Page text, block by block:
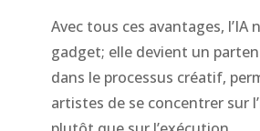
Avec tous ces avantages, l’IA
gadget; elle devient un
dans le processus créatif,
artistes de se concentrer sur